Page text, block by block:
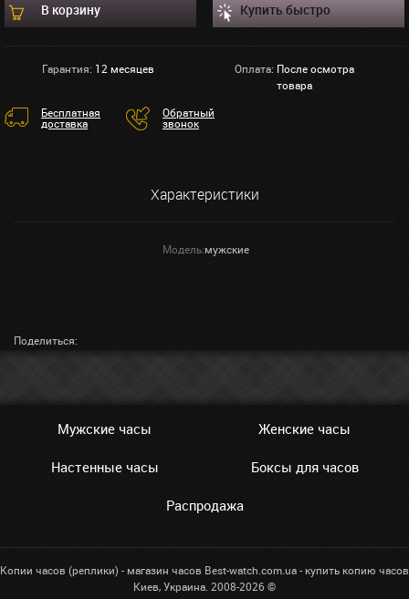
В корзину Купить быстро
Гарантия: 12 месяцев Оплата: После осмотра
товара
Бесплатная
доставка
Обратный
звонок
Характеристики
Модель:мужские
Поделиться:
Мужские часы Женские часы
Настенные часы Боксы для часов
Распродажа
Копии часов (реплики) - магазин часов Best-watch.com.ua - купить копию часов
Киев, Украина. 2008-2026 ©